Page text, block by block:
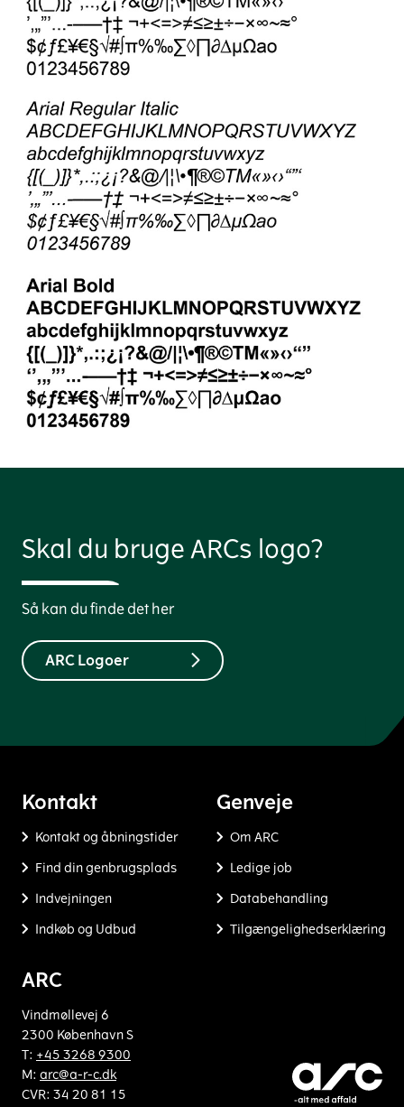
Skal du bruge ARCs logo?
Så kan du finde det her
ARC Logoer
Kontakt
Kontakt og åbningstider
Find din genbrugsplads
Indvejningen
Indkøb og Udbud
Genveje
Om ARC
Ledige job
Databehandling
Tilgængelighedserklæring
ARC
Vindmøllevej 6
2300 København S
T: +45 3268 9300
M: arc@a-r-c.dk
CVR: 34 20 81 15